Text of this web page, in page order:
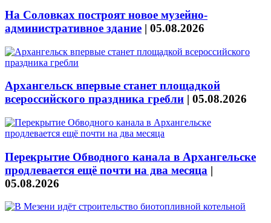
На Соловках построят новое музейно-
административное здание | 05.08.2026
Архангельск впервые станет площадкой
всероссийского праздника гребли | 05.08.2026
Перекрытие Обводного канала в Архангельске
продлевается ещё почти на два месяца |
05.08.2026